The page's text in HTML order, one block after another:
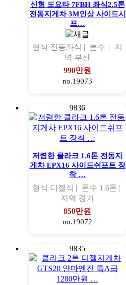
신형 도요타 7FBH 좌식2.5톤
전동지게차 3M인상 사이드시
프…
형식 전동좌식 | 톤수 | 지
역 부산
990만원
no.19073
9836
저렴한 클라크 1.6톤 전동지
게차 EPX16 사이드쉬프트 장
착 …
형식 디젤식 | 톤수 1.6톤 |
지역 경기
850만원
no.19072
9835